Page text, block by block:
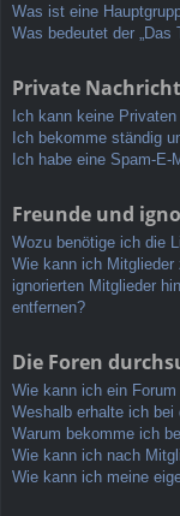
Was ist eine
Was bedeutet der „Das
Private
Ich kann keine
Ich bekomme ständig
Ich habe eine Spam-
Freunde und
Wozu benötige ich die
Wie kann ich Mitglieder
ignorierten Mitglieder
entfernen?
Die Foren
Wie kann ich ein
Weshalb erhalte ich
Warum bekomme ich
Wie kann ich nach
Wie kann ich meine